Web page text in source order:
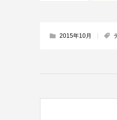
2015年10月